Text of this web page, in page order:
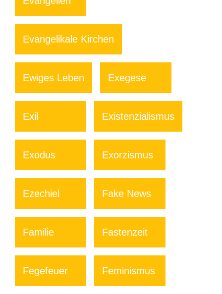
Evangelikale Kirchen
Ewiges Leben Exegese
Exil Existenzialismus
Exodus Exorzismus
Ezechiel Fake News
Familie Fastenzeit
Fegefeuer Feminismus